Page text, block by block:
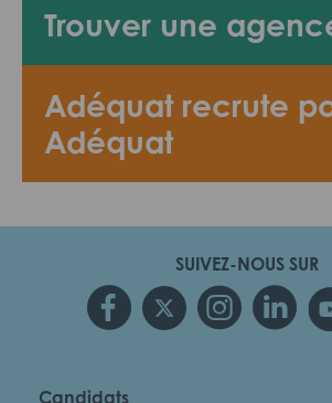
Trouver une
Adéquat recrute
Adéquat
SUIVEZ-NOUS SUR
Candidats